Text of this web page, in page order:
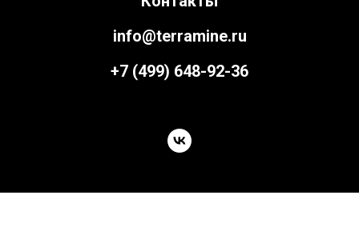
info@terramine.ru
+7 (499) 648-92-36